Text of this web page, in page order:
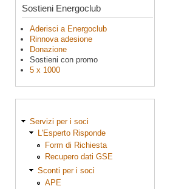
Sostieni Energoclub
Aderisci a Energoclub
Rinnova adesione
Donazione
Sostieni con promo
5 x 1000
Servizi per i soci
L'Esperto Risponde
Form di Richiesta
Recupero dati GSE
Sconti per i soci
APE